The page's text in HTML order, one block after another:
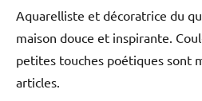
Aquarelliste et décoratrice du
maison douce et inspirante.
petites touches poétiques sont
articles.